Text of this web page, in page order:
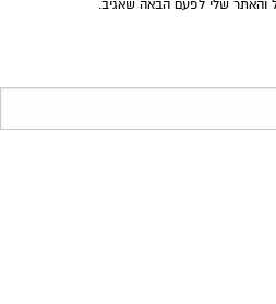
והאתר שלי לפעם הבאה שאגיב.